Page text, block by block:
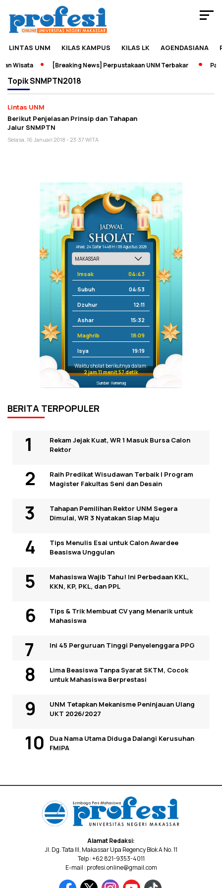
LINTAS UNM KILAS KAMPUS KILAS LK AGENDASIANA
Wisata [Breaking News] Perpustakaan UNM Terbakar
TopikSNMPTN2018
Lintas UNM
Berikut Penjelasan Prinsip dan Tahapan
Jalur SNMPTN
Selasa, 16 Januari 2018 - 23:37 WITA
Ahad, 24 Safar 1448 H / 09 Agustus 2026
Imsak 04:43
Subuh 04:53
Dzuhur 12:11
Ashar 15:32
Maghrib 18:09
Isya 19:19
Waktu sholat berikutnya dalam:
2 jam 11 menit 57 detik
Sumber: Kemenag
BERITA TERPOPULER
Rekam Jejak Kuat, WR 1 Masuk Bursa Calon
Rektor
Raih Predikat Wisudawan Terbaik I Program
Magister Fakultas Seni dan Desain
Tahapan Pemilihan Rektor UNM Segera
Dimulai, WR 3 Nyatakan Siap Maju
Tips Menulis Esai untuk Calon Awardee
Beasiswa Unggulan
Mahasiswa Wajib Tahu! Ini Perbedaan KKL,
KKN, KP, PKL, dan PPL
Tips & Trik Membuat CV yang Menarik untuk
Mahasiswa
Ini 45 Perguruan Tinggi Penyelenggara PPG
Lima Beasiswa Tanpa Syarat SKTM, Cocok
untuk Mahasiswa Berprestasi
UNM Tetapkan Mekanisme Peninjauan Ulang
UKT 2026/2027
Dua Nama Utama Diduga Dalangi Kerusuhan
FMIPA
Alamat Redaksi:
Jl. Dg. Tata III, Makassar Upa Regency Blok A No. 11
Telp : +62 821-9353-4011
E-mail : profesi.online@gmail.com